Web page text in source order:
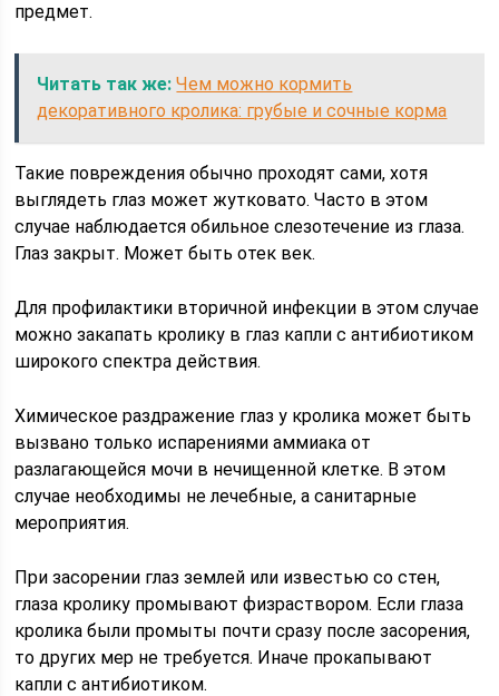
предмет.
Читать так же: Чем можно кормить
декоративного кролика: грубые и сочные корма
Такие повреждения обычно проходят сами, хотя
выглядеть глаз может жутковато. Часто в этом
случае наблюдается обильное слезотечение из глаза.
Глаз закрыт. Может быть отек век.
Для профилактики вторичной инфекции в этом случае
можно закапать кролику в глаз капли с антибиотиком
широкого спектра действия.
Химическое раздражение глаз у кролика может быть
вызвано только испарениями аммиака от
разлагающейся мочи в нечищенной клетке. В этом
случае необходимы не лечебные, а санитарные
мероприятия.
При засорении глаз землей или известью со стен,
глаза кролику промывают физраствором. Если глаза
кролика были промыты почти сразу после засорения,
то других мер не требуется. Иначе прокапывают
капли с антибиотиком.